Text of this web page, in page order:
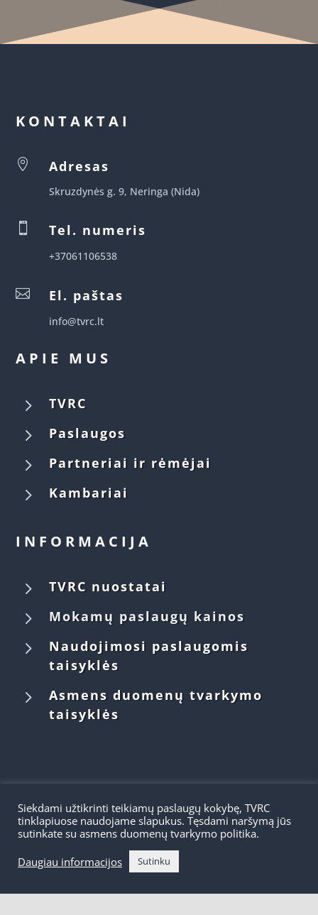
KONTAKTAI
 Adresas
Skruzdynės g. 9, Neringa (Nida)
 Tel. numeris
+37061106538
 El. paštas
info@tvrc.lt
APIE MUS
5 TVRC
5 Paslaugos
5 Partneriai ir rėmėjai
5 Kambariai
INFORMACIJA
5 TVRC nuostatai
5 Mokamų paslaugų kainos
5
Naudojimosi paslaugomis
taisyklės
5
Asmens duomenų tvarkymo
taisyklės
Siekdami užtikrinti teikiamų paslaugų kokybę, TVRC
tinklapiuose naudojame slapukus. Tęsdami naršymą jūs
sutinkate su asmens duomenų tvarkymo politika.
Daugiau informacijos
Sutinku